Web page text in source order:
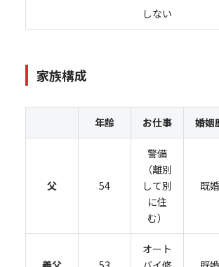
しない
家族構成
年齢 お仕事 婚姻
父 54
警備
（離別
して別
に住
む）
既婚
オート